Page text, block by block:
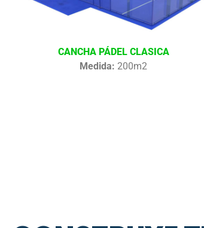
CANCHA PÁDEL CLASICA
Medida: 200m2